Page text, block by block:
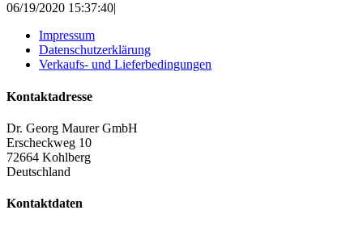
06/19/2020 15:37:40|
Impressum
Datenschutzerklärung
Verkaufs- und Lieferbedingungen
Kontaktadresse
Dr. Georg Maurer GmbH
Erscheckweg 10
72664 Kohlberg
Deutschland
Kontaktdaten